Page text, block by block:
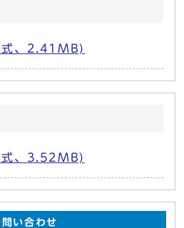
、2.41MB)
式、3.52MB)
問い合わせ